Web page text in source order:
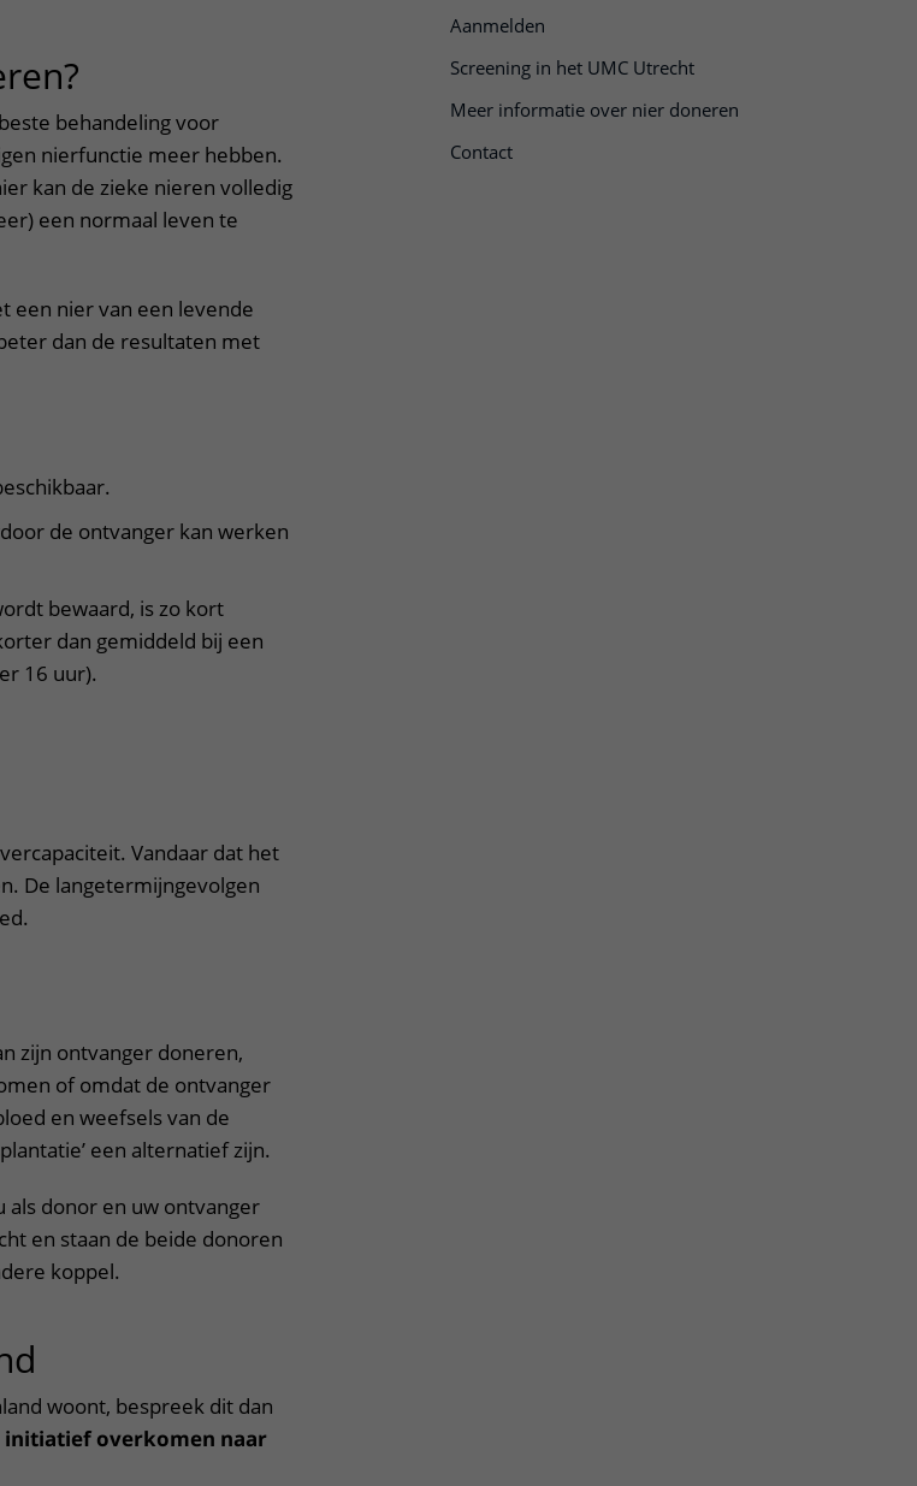
Het Wilhelmina
Kinderziekenhuis
Aanmelden
Screening in het UMC Utrecht
Meer informatie over nier doneren
Contact
uitklapper, klik om te openen
behandeling voor
nierfunctie meer hebben.
kan de zieke nieren volledig
een normaal leven te
een nier van een levende
dan de resultaten met
de ontvanger kan werken
bewaard, is zo kort
dan gemiddeld bij een
16 uur).
Vandaar dat het
De langetermijngevolgen
zijn ontvanger doneren,
of omdat de ontvanger
en weefsels van de
een alternatief zijn.
donor en uw ontvanger
en staan de beide donoren
koppel.
woont, bespreek dit dan
initiatief overkomen naar